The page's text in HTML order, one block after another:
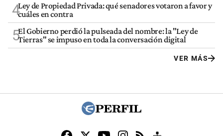
4Ley de Propiedad Privada: qué senadores votaron a favor y
cuáles en contra
5El Gobierno perdió la pulseada del nombre: la "Ley de
Tierras" se impuso en toda la conversación digital
VER MÁS